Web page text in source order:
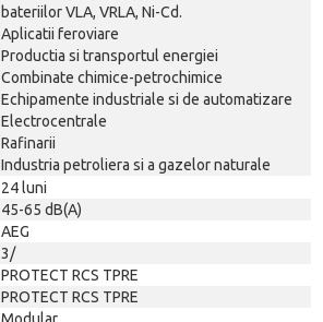
bateriilor VLA, VRLA, Ni-Cd.
Aplicatii feroviare
Productia si transportul energiei
Combinate chimice-petrochimice
Echipamente industriale si de automatizare
Electrocentrale
Rafinarii
Industria petroliera si a gazelor naturale
24 luni
45-65 dB(A)
AEG
3/
PROTECT RCS TPRE
PROTECT RCS TPRE